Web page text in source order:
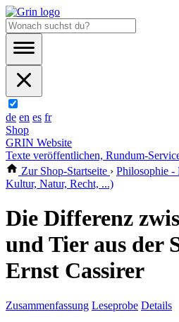
de en es fr
Shop
GRIN Website
Texte veröffentlichen, Rundum-
Zur Shop-Startseite › Philosophie -
Kultur, Natur, Recht, ...)
Die Differenz
und Tier aus der
Ernst Cassirer
Zusammenfassung Leseprobe Details